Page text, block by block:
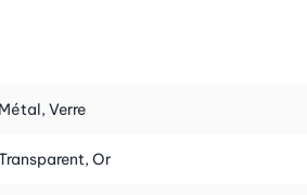
jusqu'à 10 fois assure une fixation
sont fabriqués dans la manufacture
contenir 0,25 litre chacun et sont
Métal, Verre
Or